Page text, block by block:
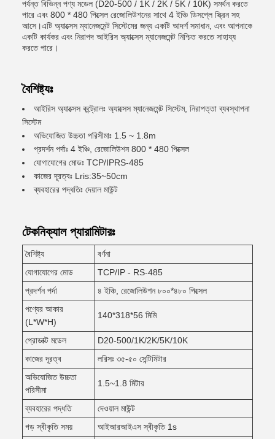
পর্যন্ত বিভিন্ন পণ্য মডেল (D20-500 / 1K / 2K / 5K / 10K) সমর্থন করতে
পারে এবং 800 * 480 পিক্সেল রেজোলিউশনের সাথে 4 ইঞ্চি ডিসপ্লে স্ক্রিন সহ
আসে।এটি অ্যাক্সেস ম্যানেজমেন্ট সিস্টেমের জন্য একটি আদর্শ সমাধান, এবং আপনাকে
একটি কার্যকর এবং নিরাপদ আইরিস অ্যাক্সেস ম্যানেজমেন্ট নিশ্চিত করতে সাহায্য
করতে পারে।
বৈশিষ্ট্যঃ
আইরিস অ্যাক্সেস কন্ট্রোলঃ অ্যাক্সেস ম্যানেজমেন্ট সিস্টেম, নিরাপত্তা ব্যবস্থাপনা
সিস্টেম
অভিযোজিত উচ্চতা পরিসীমাঃ 1.5 ~ 1.8m
প্রদর্শন পর্দাঃ 4 ইঞ্চি, রেজোলিউশন 800 * 480 পিক্সেল
যোগাযোগের মোডঃ TCP/IPRS-485
কাজের দূরত্বঃ Lris:35~50cm
ব্যবহারের পদ্ধতিঃ দেয়াল মাউন্ট
টেকনিক্যাল প্যারামিটারঃ
বৈশিষ্ট্য
বর্ণনা
যোগাযোগের মোড
TCP/IP - RS-485
প্রদর্শন পর্দা
৪ ইঞ্চি, রেজোলিউশন ৮০০*৪৮০ পিক্সেল
পণ্যের আকার
(L*W*H)
140*318*56 মিমি
প্রোডাক্ট মডেল
D20-500/1K/2K/5K/10K
কাজের দূরত্ব
লরিসঃ ৩৫-৫০ সেন্টিমিটার
অভিযোজিত উচ্চতা
পরিসীমা
1.5~1.8 মিটার
ব্যবহারের পদ্ধতি
দেওয়াল মাউন্ট
গড় স্বীকৃতি সময়
আইআরআইএস স্বীকৃতি 1s